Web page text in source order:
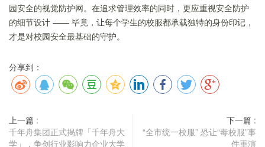
园安全的视觉防护网。在追求管理效率的同时，更应重视安全防护
的细节设计 —— 毕竟，让每个学生的校服都承载独特的身份印记，
才是对校园安全最基础的守护。
分享到：
上一篇 :
千年舟集团正式揭牌「千年舟大
学」，争创行业影响力企业大学
下一篇 :
“全市统一校服” 恐让“毒校服”事
件重演